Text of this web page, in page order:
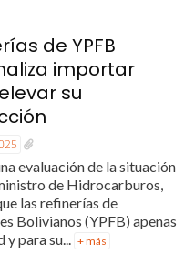
de YPFB
importar
su
evaluación de la situación
de Hidrocarburos,
las refinerías de
Bolivianos (YPFB) apenas
y para su... + más